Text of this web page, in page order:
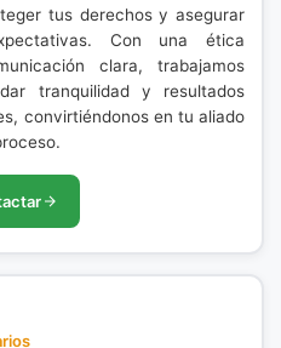
tus derechos y asegurar
Con una ética
clara, trabajamos
tranquilidad y resultados
convirtiéndonos en tu aliado